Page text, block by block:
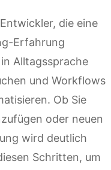
die eine
Erfahrung
Alltagssprache
und Workflows
Ob Sie
oder neuen
wird deutlich
Schritten, um